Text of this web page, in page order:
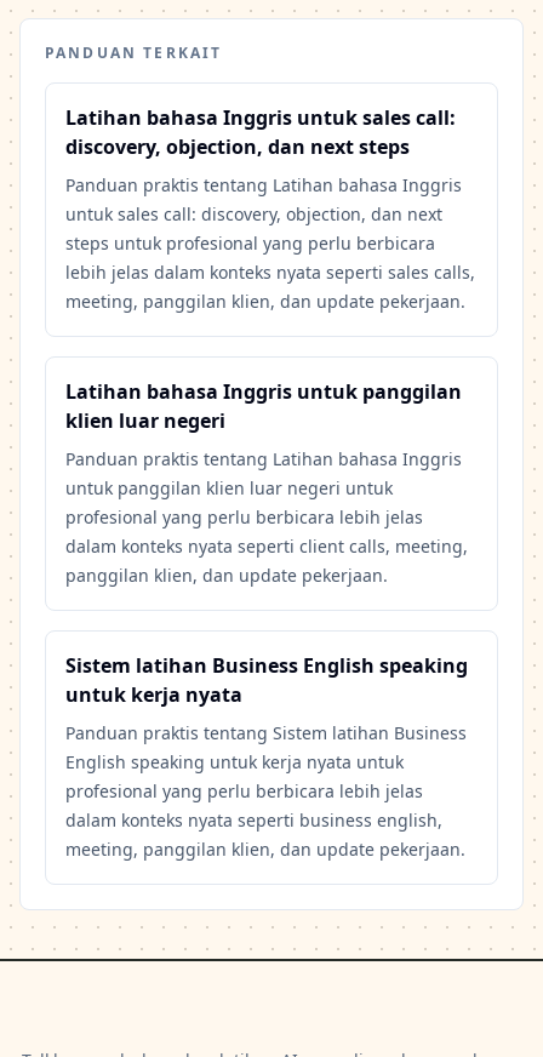
PANDUAN TERKAIT
Latihan bahasa Inggris untuk sales call:
discovery, objection, dan next steps
Panduan praktis tentang Latihan bahasa Inggris
untuk sales call: discovery, objection, dan next
steps untuk profesional yang perlu berbicara
lebih jelas dalam konteks nyata seperti sales calls,
meeting, panggilan klien, dan update pekerjaan.
Latihan bahasa Inggris untuk panggilan
klien luar negeri
Panduan praktis tentang Latihan bahasa Inggris
untuk panggilan klien luar negeri untuk
profesional yang perlu berbicara lebih jelas
dalam konteks nyata seperti client calls, meeting,
panggilan klien, dan update pekerjaan.
Sistem latihan Business English speaking
untuk kerja nyata
Panduan praktis tentang Sistem latihan Business
English speaking untuk kerja nyata untuk
profesional yang perlu berbicara lebih jelas
dalam konteks nyata seperti business english,
meeting, panggilan klien, dan update pekerjaan.